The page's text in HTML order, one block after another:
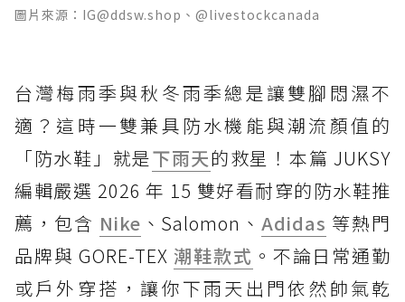
圖片來源：IG@ddsw.shop、@livestockcanada
台灣梅雨季與秋冬雨季總是讓雙腳悶濕不
適？這時一雙兼具防水機能與潮流顏值的
「防水鞋」就是下雨天的救星！本篇 JUKSY
編輯嚴選 2026 年 15 雙好看耐穿的防水鞋推
薦，包含 Nike 、Salomon、Adidas 等熱門
品牌與 GORE-TEX 潮鞋款式 。不論日常通勤
或戶外穿搭，讓你下雨天出門依然帥氣乾